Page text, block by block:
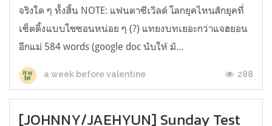
จริงใด ๆ ทั้งสิ้น NOTE: แฟนตาซีเวิลด์ โลกยุคไหนสักยุคที่
เซ็ตติ้งแบบโชซอนหน่อย ๆ (?) แทยงบทเยอะกว่าแจฮยอน
อีกแม่ 584 words (google doc นับให้ มั...
a week before valentine 288
[JOHNNY/JAEHYUN] Sunday Test